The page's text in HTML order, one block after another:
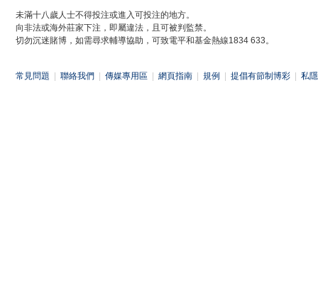
未滿十八歲人士不得投注或進入可投注的地方。
向非法或海外莊家下注，即屬違法，且可被判監禁。
切勿沉迷賭博，如需尋求輔導協助，可致電平和基金熱線1834 633。
常見問題 聯絡我們 傳媒專用區 網頁指南 規例 提倡有節制博彩 私